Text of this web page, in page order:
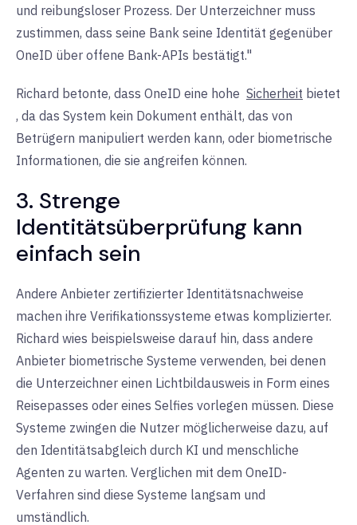
und reibungsloser Prozess. Der Unterzeichner muss
zustimmen, dass seine Bank seine Identität gegenüber
OneID über offene Bank-APIs bestätigt."
Richard betonte, dass OneID eine hohe Sicherheit bietet
, da das System kein Dokument enthält, das von
Betrügern manipuliert werden kann, oder biometrische
Informationen, die sie angreifen können.
3. Strenge
Identitätsüberprüfung kann
einfach sein
Andere Anbieter zertifizierter Identitätsnachweise
machen ihre Verifikationssysteme etwas komplizierter.
Richard wies beispielsweise darauf hin, dass andere
Anbieter biometrische Systeme verwenden, bei denen
die Unterzeichner einen Lichtbildausweis in Form eines
Reisepasses oder eines Selfies vorlegen müssen. Diese
Systeme zwingen die Nutzer möglicherweise dazu, auf
den Identitätsabgleich durch KI und menschliche
Agenten zu warten. Verglichen mit dem OneID-
Verfahren sind diese Systeme langsam und
umständlich.